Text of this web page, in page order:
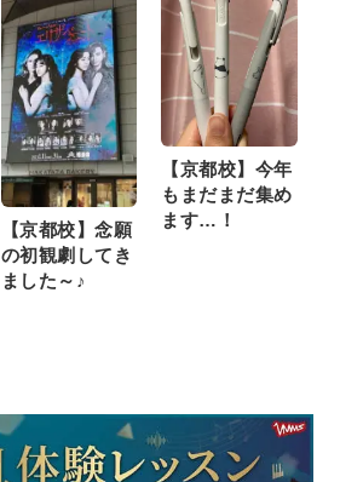
【京都校】念願
の初観劇してき
ました～♪
【京都校】今年
もまだまだ集め
ます…！